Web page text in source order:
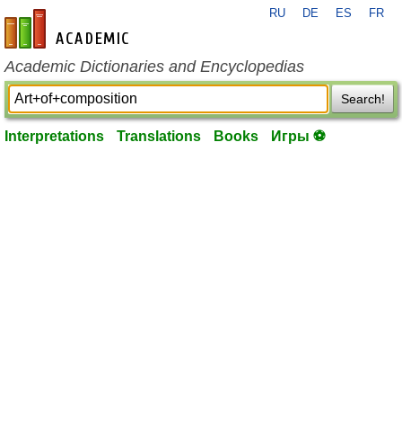
en-academic.com
RU DE ES FR
Academic Dictionaries and Encyclopedias
Search!
Interpretations Translations Books Игры ⚽